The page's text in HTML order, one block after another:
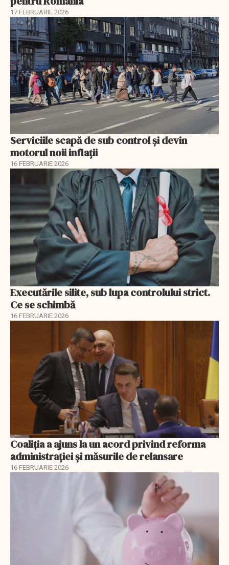
17 FEBRUARIE 2026
Serviciile scapă de sub control și devin
motorul noii inflații
16 FEBRUARIE 2026
Executările silite, sub lupa controlului strict.
Ce se schimbă
16 FEBRUARIE 2026
Coaliția a ajuns la un acord privind reforma
administrației și măsurile de relansare
16 FEBRUARIE 2026